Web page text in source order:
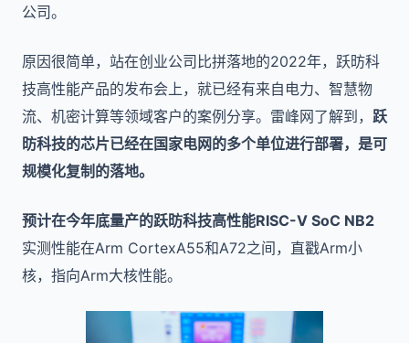
公司。
原因很简单，站在创业公司比拼落地的2022年，跃昉科
技高性能产品的发布会上，就已经有来自电力、智慧物
流、机密计算等领域客户的案例分享。雷峰网了解到， 跃
昉科技的芯片已经在国家电网的多个单位进行部署，是可
规模化复制的落地。
预计在今年底量产的跃昉科技高性能RISC-V SoC NB2
实测性能在Arm CortexA55和A72之间，直戳Arm小
核，指向Arm大核性能。